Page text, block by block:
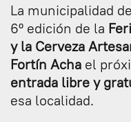
La municipalidad de
6º edición de la
y la Cerveza
Fortín Acha el
entrada libre y
esa localidad.